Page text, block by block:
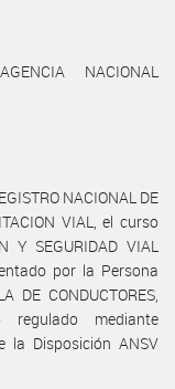
NACIONAL
NACIONAL DE
VIAL, el curso
Y SEGURIDAD VIAL
por la Persona
DE CONDUCTORES,
regulado mediante
la Disposición ANSV